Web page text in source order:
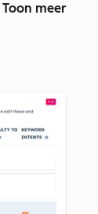
Toon meer